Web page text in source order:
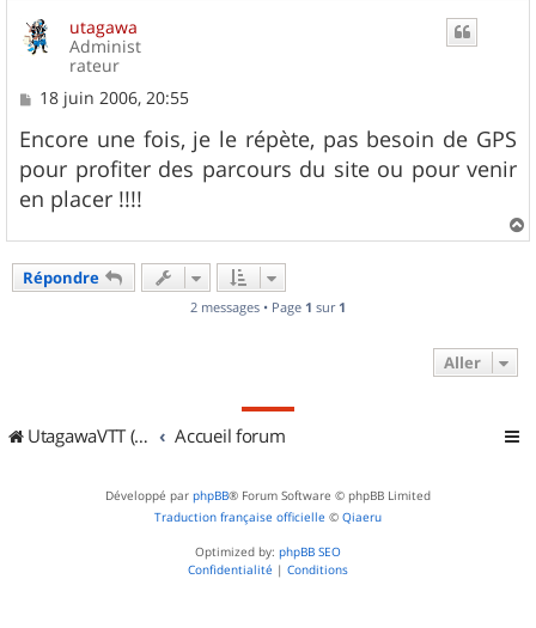
utagawa
Administ
rateur
M
s
s
a
g
e
18 juin 2006, 20:55
Encore une fois, je le répète, pas besoin de GPS
pour profiter des parcours du site ou pour venir
en placer !!!!
a
Répondre
2 messages • Page 1 sur 1
Aller
UtagawaVTT (Randos VTT et VTTAE avec traces GPS) Accueil forum
Développé par phpBB® Forum Software © phpBB Limited
Traduction française officielle © Qiaeru
Optimized by: phpBB SEO
Confidentialité | Conditions